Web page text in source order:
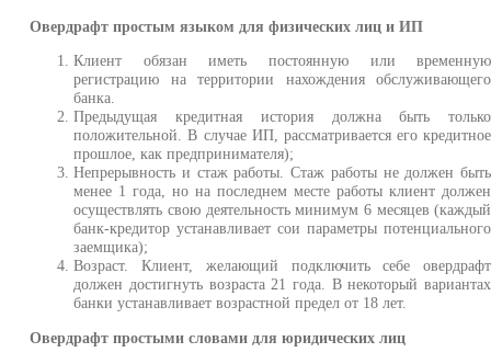
Овердрафт простым языком для физических лиц и ИП
Клиент обязан иметь постоянную или временную
регистрацию на территории нахождения обслуживающего
банка.
Предыдущая кредитная история должна быть только
положительной. В случае ИП, рассматривается его кредитное
прошлое, как предпринимателя);
Непрерывность и стаж работы. Стаж работы не должен быть
менее 1 года, но на последнем месте работы клиент должен
осуществлять свою деятельность минимум 6 месяцев (каждый
банк-кредитор устанавливает сои параметры потенциального
заемщика);
Возраст. Клиент, желающий подключить себе овердрафт
должен достигнуть возраста 21 года. В некоторый вариантах
банки устанавливает возрастной предел от 18 лет.
Овердрафт простыми словами для юридических лиц